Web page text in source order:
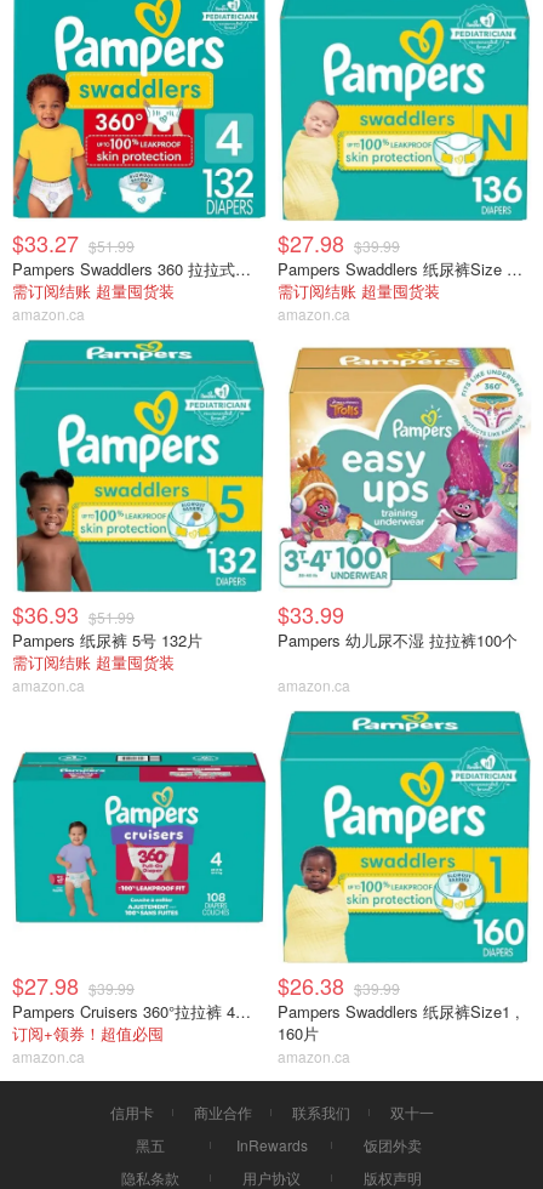
$33.27 $51.99
Pampers Swaddlers 360 拉拉式尿布，4 码，132 片
需订阅结账 超量囤货装
amazon.ca
$27.98 $39.99
Pampers Swaddlers 纸尿裤Size Newborn , 136个
需订阅结账 超量囤货装
amazon.ca
$36.93 $51.99
Pampers 纸尿裤 5号 132片
需订阅结账 超量囤货装
amazon.ca
$33.99
Pampers 幼儿尿不湿 拉拉裤100个
amazon.ca
$27.98 $39.99
Pampers Cruisers 360°拉拉裤 4号 108片
订阅+领券！超值必囤
amazon.ca
$26.38 $39.99
Pampers Swaddlers 纸尿裤Size1 ,
160片
amazon.ca
信用卡 商业合作 联系我们
双十一
黑五
InRewards
饭团外卖
隐私条款
用户协议 版权声明